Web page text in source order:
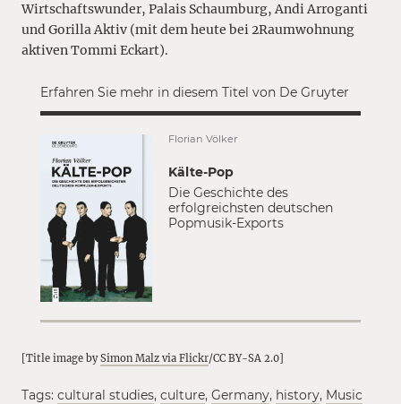
Wirtschaftswunder, Palais Schaumburg, Andi Arroganti
und Gorilla Aktiv (mit dem heute bei 2Raumwohnung
aktiven Tommi Eckart).
Erfahren Sie mehr in diesem Titel von De Gruyter
Florian Völker
Kälte-Pop
Die Geschichte des
erfolgreichsten deutschen
Popmusik-Exports
[Title image bySimon Malz via Flickr/CC BY-SA 2.0]
Tags: cultural studies, culture, Germany, history, Music